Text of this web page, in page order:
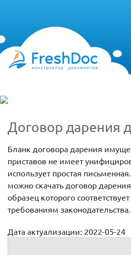
Договор дарения
Бланк договора дарения
приставов не имеет
использует простая
можно скачать договор
образец которого
требованиям законодательства.
Дата актуализации: 2022-05-24